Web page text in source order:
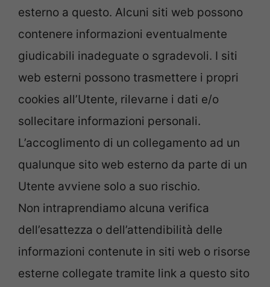
esterno a questo. Alcuni siti web possono
contenere informazioni eventualmente
giudicabili inadeguate o sgradevoli. I siti
web esterni possono trasmettere i propri
cookies all’Utente, rilevarne i dati e/o
sollecitare informazioni personali.
L’accoglimento di un collegamento ad un
qualunque sito web esterno da parte di un
Utente avviene solo a suo rischio.
Non intraprendiamo alcuna verifica
dell’esattezza o dell’attendibilità delle
informazioni contenute in siti web o risorse
esterne collegate tramite link a questo sito